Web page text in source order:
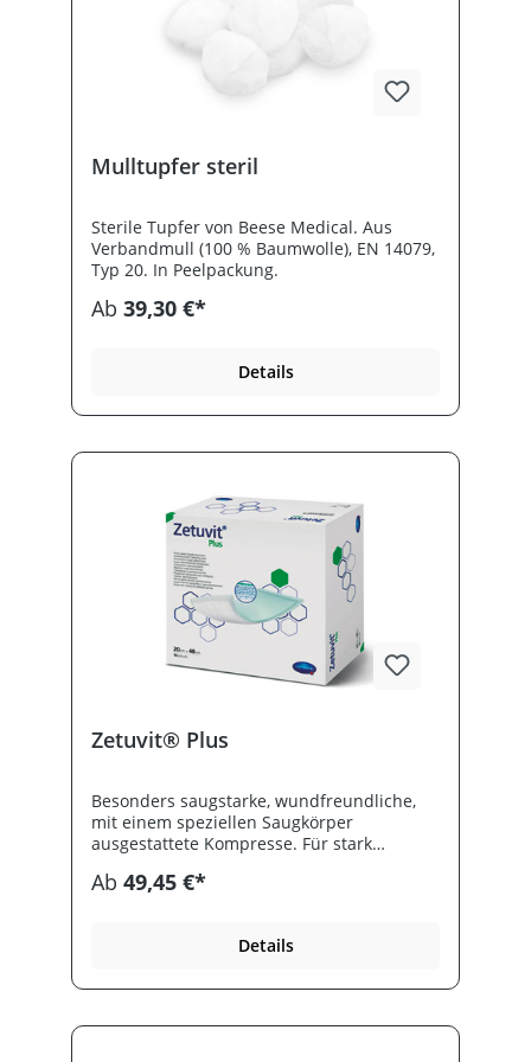
Mulltupfer steril
Sterile Tupfer von Beese Medical. Aus
Verbandmull (100 % Baumwolle), EN 14079,
Typ 20. In Peelpackung.
Ab 39,30 €*
Details
Zetuvit® Plus
Besonders saugstarke, wundfreundliche,
mit einem speziellen Saugkörper
ausgestattete Kompresse. Für stark
eingesiegelt und mit Wäschschutzfolie.
Ab 49,45 €*
Details